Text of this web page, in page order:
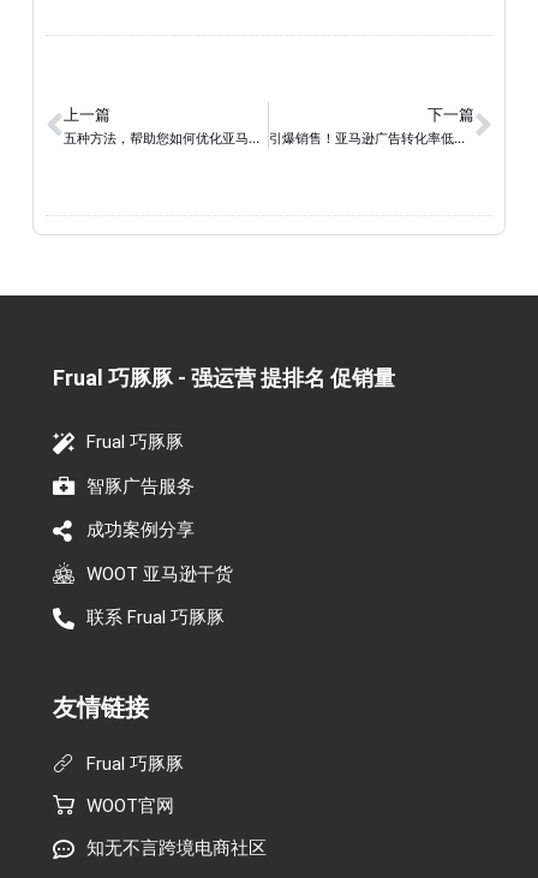
上一篇
五种方法，帮助您如何优化亚马逊产品关键词以提高销售额！
下一篇
引爆销售！亚马逊广告转化率低下的解决方案
Frual 巧豚豚 - 强运营 提排名 促销量​
Frual 巧豚豚
智豚广告服务
成功案例分享
WOOT 亚马逊干货
联系 Frual 巧豚豚
友情链接
Frual 巧豚豚
WOOT官网
知无不言跨境电商社区